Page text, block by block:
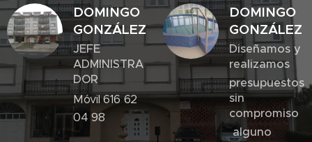
DOMINGO
GONZÁLEZ
JEFE
ADMINISTRA
DOR
Móvil 616 62
04 98
DOMINGO
GONZÁLEZ
Diseñamos y
realizamos
presupuestos
sin
compromiso
alguno